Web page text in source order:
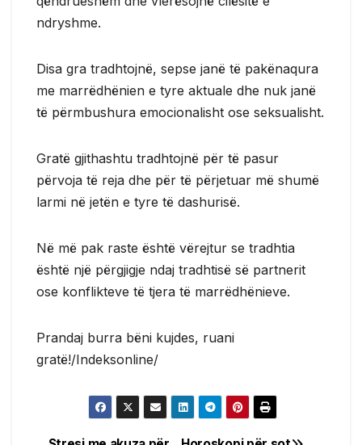
ndryshme.
Disa gra tradhtojnë, sepse janë të pakënaqura
me marrëdhënien e tyre aktuale dhe nuk janë
të përmbushura emocionalisht ose seksualisht.
Gratë gjithashtu tradhtojnë për të pasur
përvoja të reja dhe për të përjetuar më shumë
larmi në jetën e tyre të dashurisë.
Në më pak raste është vërejtur se tradhtia
është një përgjigje ndaj tradhtisë së partnerit
ose konflikteve të tjera të marrëdhënieve.
Prandaj burra bëni kujdes, ruani
gratë!/Indeksonline/